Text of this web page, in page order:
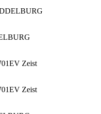
Zeist
Zeist